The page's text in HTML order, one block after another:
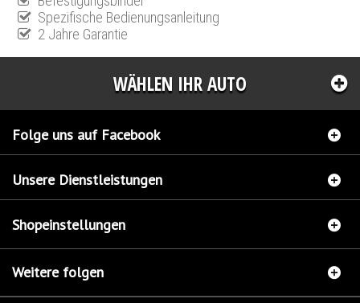
Spezifische Bedienungsanleitung
2 Jahre Garantie
WÄHLEN IHR AUTO
Folge uns auf Facebook
Unsere Dienstleistungen
Shopeinstellungen
Weitere folgen